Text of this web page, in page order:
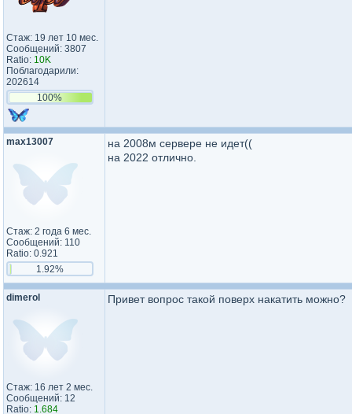
Стаж: 19 лет 10 мес.
Сообщений: 3807
Ratio: 10K
Поблагодарили:
202614
100%
max13007
Стаж: 2 года 6 мес.
Сообщений: 110
Ratio: 0.921
1.92%
на 2008м сервере не идет((
на 2022 отлично.
dimerol
Стаж: 16 лет 2 мес.
Сообщений: 12
Ratio: 1.684
Привет вопрос такой поверх накатить можно?